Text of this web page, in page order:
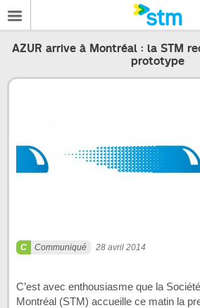
AZUR arrive à Montréal : la STM
prototype
Communiqué 28 avril 2014
C’est avec enthousiasme que la
Montréal (STM) accueille ce matin la